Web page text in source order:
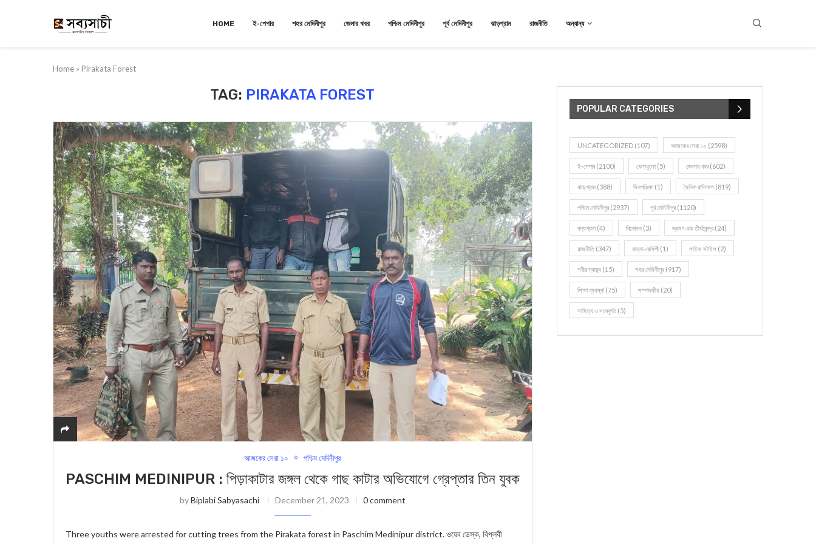
HOME ই-পেপার শহর মেদিনীপুর জেলার খবর পশ্চিম মেদিনীপুর পূর্ব মেদিনীপুর ঝাড়গ্রাম রাজনীতি অন্যান্য
Home » Pirakata Forest
TAG: PIRAKATA FOREST
আজকের সেরা ১০ পশ্চিম মেদিনীপুর
PASCHIM MEDINIPUR : পিড়াকাটার জঙ্গল থেকে গাছ কাটার অভিযোগে গ্রেপ্তার তিন যুবক
byBiplabi Sabyasachi December 21, 2023 0 comment
Three youths were arrested for cutting trees from the Pirakata forest in Paschim Medinipur district. ওয়েব ডেস্ক, বিপ্লবী
POPULAR CATEGORIES
UNCATEGORIZED (107) আজকের সেরা ১০ (2598)
ই-পেপার (2100) খেলাধূলো (5) জেলার খবর (602)
ঝাড়গ্রাম (388) দিনপঞ্জিকা (1) দৈনিক রাশিফল (819)
পশ্চিম মেদিনীপুর (2937) পূর্ব মেদিনীপুর (1120)
বন্যপ্রাণ (4) বিনোদন (3) ভ্রমণ এবং তীর্থকেন্দ্র (24)
রাজনীতি(347) রান্না-রেসিপী (1) লাইফ স্টাইল (2)
শরীর স্বাস্থ্য (15) শহর মেদিনীপুর (917)
শিক্ষা ব্যবস্থা (75) সম্পাদকীয় (20)
সাহিত্য ও সংস্কৃতি(5)